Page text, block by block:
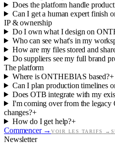
Does the platform handle
Can I get a human expert finish
IP & ownership
Do I own what I design on
Who can see what's in my
How are my files stored and
Do suppliers see my full brand
The platform
Where is ONTHEBIAS based?+
Can I plan production timelines
Does OTB integrate with my
I'm coming over from the
changes?+
How do I get help?+
Commencer→VOIR LES TARIFS →
Newsletter